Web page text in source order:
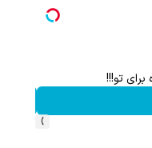
احتمالاً این بزرگ‌ترین اشتباه
›